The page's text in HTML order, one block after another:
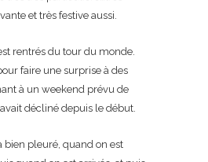
et très festive aussi.
rentrés du tour du monde.
faire une surprise à des
à un weekend prévu de
décliné depuis le début.
bien pleuré, quand on est